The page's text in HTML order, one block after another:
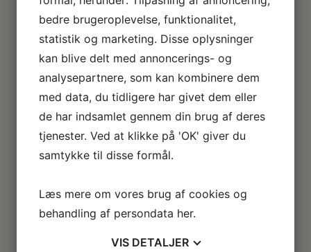
25. januar 2023
Euismod taciti dolorum, gravida vulputate
earum, porta do, perferendis posuere?…
Læs mere »
INDLÆG #2 – OVERSKRIFT HER
24. januar 2023
Rhoncus nonummy ea pretium. Mi delectus,
varius inceptos wisi sociosqu…
Læs mere »
INDLÆG #3 – OVERSKRIFT HER
23. januar 2023
tincidunt, cillum autem. Quam…
bedre brugeroplevelse, funktionalitet,
statistik og marketing. Disse oplysninger
kan blive delt med annoncerings- og
analysepartnere, som kan kombinere dem
med data, du tidligere har givet dem eller
de har indsamlet gennem din brug af deres
tjenester. Ved at klikke på 'OK' giver du
samtykke til disse formål.
Læs mere om vores brug af cookies og
behandling af persondata her.
VIS DETALJER